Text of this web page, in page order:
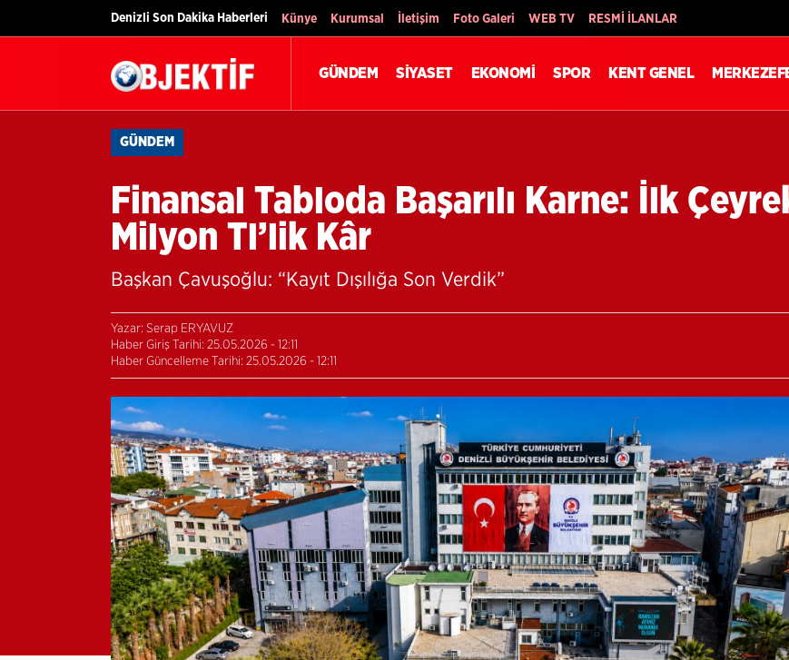
Denizli Son Dakika Haberleri Künye Kurumsal İletişim Foto Galeri WEB TV RESMİ İLANLAR
GÜNDEM SİYASET EKONOMİ SPOR KENT GENEL
GÜNDEM
Finansal Tabloda Başarılı Karne: İlk
Milyon Tl’lik Kâr
Başkan Çavuşoğlu: “Kayıt Dışılığa Son Verdik”
Yazar: Serap ERYAVUZ
Haber Giriş Tarihi: 25.05.2026 - 12:11
Haber Güncelleme Tarihi: 25.05.2026 - 12:11